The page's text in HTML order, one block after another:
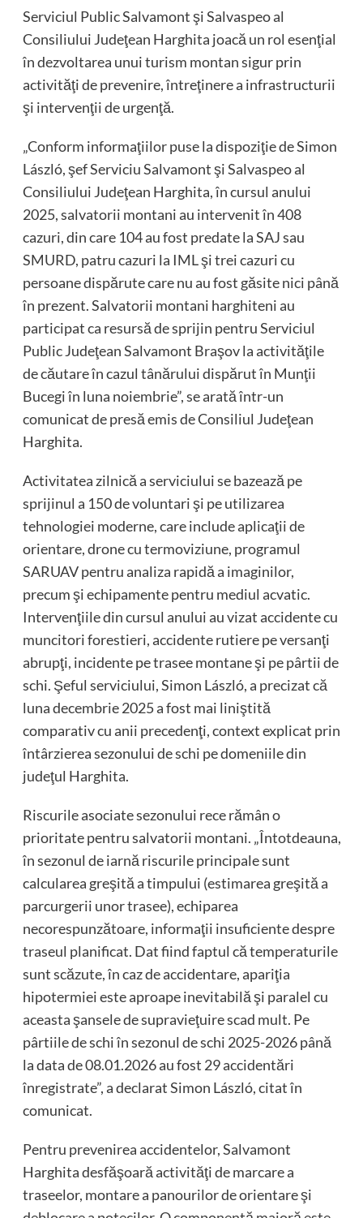
Serviciul Public Salvamont şi Salvaspeo al
Consiliului Judeţean Harghita joacă un rol esenţial
în dezvoltarea unui turism montan sigur prin
activităţi de prevenire, întreţinere a infrastructurii
şi intervenţii de urgenţă.
„Conform informaţiilor puse la dispoziţie de Simon
László, şef Serviciu Salvamont şi Salvaspeo al
Consiliului Judeţean Harghita, în cursul anului
2025, salvatorii montani au intervenit în 408
cazuri, din care 104 au fost predate la SAJ sau
SMURD, patru cazuri la IML şi trei cazuri cu
persoane dispărute care nu au fost găsite nici până
în prezent. Salvatorii montani harghiteni au
participat ca resursă de sprijin pentru Serviciul
Public Judeţean Salvamont Braşov la activităţile
de căutare în cazul tânărului dispărut în Munţii
Bucegi în luna noiembrie”, se arată într-un
comunicat de presă emis de Consiliul Judeţean
Harghita.
Activitatea zilnică a serviciului se bazează pe
sprijinul a 150 de voluntari şi pe utilizarea
tehnologiei moderne, care include aplicaţii de
orientare, drone cu termoviziune, programul
SARUAV pentru analiza rapidă a imaginilor,
precum şi echipamente pentru mediul acvatic.
Intervenţiile din cursul anului au vizat accidente cu
muncitori forestieri, accidente rutiere pe versanţi
abrupţi, incidente pe trasee montane şi pe pârtii de
schi. Şeful serviciului, Simon László, a precizat că
luna decembrie 2025 a fost mai liniştită
comparativ cu anii precedenţi, context explicat prin
întârzierea sezonului de schi pe domeniile din
judeţul Harghita.
Riscurile asociate sezonului rece rămân o
prioritate pentru salvatorii montani. „Întotdeauna,
în sezonul de iarnă riscurile principale sunt
calcularea greşită a timpului (estimarea greşită a
parcurgerii unor trasee), echiparea
necorespunzătoare, informaţii insuficiente despre
traseul planificat. Dat fiind faptul că temperaturile
sunt scăzute, în caz de accidentare, apariţia
hipotermiei este aproape inevitabilă şi paralel cu
aceasta şansele de supravieţuire scad mult. Pe
pârtiile de schi în sezonul de schi 2025-2026 până
la data de 08.01.2026 au fost 29 accidentări
înregistrate”, a declarat Simon László, citat în
comunicat.
Pentru prevenirea accidentelor, Salvamont
Harghita desfăşoară activităţi de marcare a
traseelor, montare a panourilor de orientare şi